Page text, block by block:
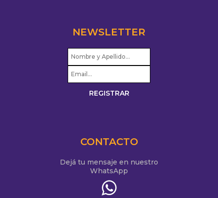
NEWSLETTER
CONTACTO
Dejá tu mensaje en nuestro
WhatsApp